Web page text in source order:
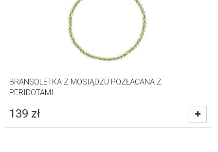
BRANSOLETKA Z MOSIĄDZU POZŁACANA Z
PERIDOTAMI
139 zł